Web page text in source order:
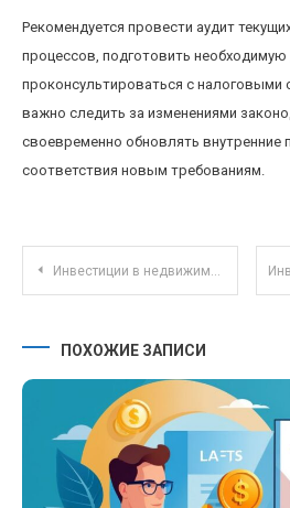
Рекомендуется провести аудит
процессов, подготовить
проконсультироваться с налоговыми
важно следить за изменениями
своевременно обновлять внутренние
соответствия новым требованиям.
Навигация по
Инвестиции в недвижимость: как аренда долгосрочно обеспечивает стабильный доход для начинающих
ПОХОЖИЕ ЗАПИСИ